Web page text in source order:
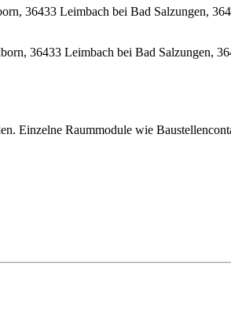
Einzelne Raummodule wie